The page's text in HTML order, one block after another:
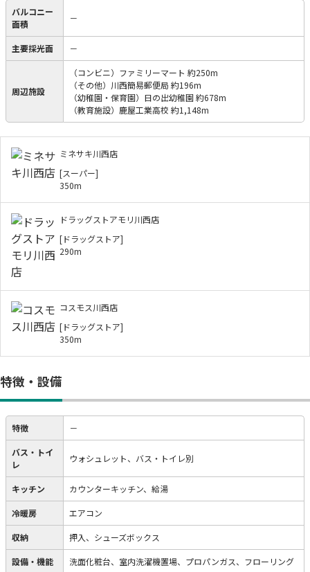
バルコニー
面積
－
主要採光面 －
周辺施設
（コンビニ）ファミリーマート 約250m
（その他）川西簡易郵便局 約196m
（幼稚園・保育園）日の出幼稚園 約678m
（教育施設）鹿屋工業高校 約1,148m
ミネサキ川西店
[スーパー]
350m
ドラッグストアモリ川西店
[ドラッグストア]
290m
コスモス川西店
[ドラッグストア]
350m
特徴・設備
特徴 －
バス・トイ
レ
ウォシュレット、バス・トイレ別
キッチン カウンターキッチン、給湯
冷暖房 エアコン
収納 押入、シューズボックス
設備・機能 洗面化粧台、室内洗濯機置場、プロパンガス、フローリング